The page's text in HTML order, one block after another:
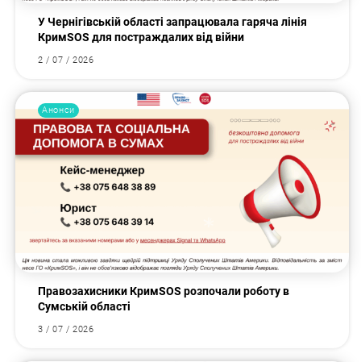
У Чернігівській області запрацювала гаряча лінія
КримSOS для постраждалих від війни
2 / 07 / 2026
Анонси
Правозахисники КримSOS розпочали роботу в
Сумській області
3 / 07 / 2026